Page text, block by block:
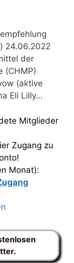
24.06.2022
der
(CHMP)
(aktive
Eli Lilly…
Mitglieder
Zugang zu
Monat):